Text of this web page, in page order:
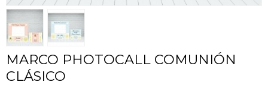
MARCO PHOTOCALL COMUNIÓN
CLÁSICO